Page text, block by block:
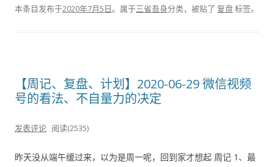
本条目发布于2020年7月5日。属于三省吾身分类，被贴了 复盘标签。
【周记、复盘、计划】2020-06-29 微信视频
号的看法、不自量力的决定
发表评论 阅读(2535)
昨天没从端午缓过来，以为是周一呢，回到家才想起 周记 1、最